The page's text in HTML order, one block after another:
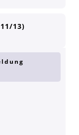
13)